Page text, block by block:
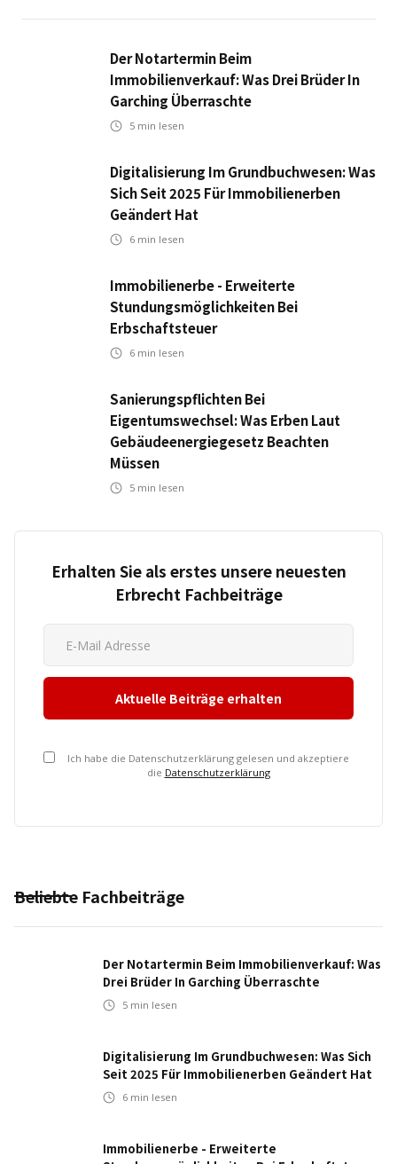
Der Notartermin Beim
Immobilienverkauf: Was Drei Brüder In
Garching Überraschte
5 min lesen
Digitalisierung Im Grundbuchwesen: Was
Sich Seit 2025 Für Immobilienerben
Geändert Hat
6 min lesen
Immobilienerbe - Erweiterte
Stundungsmöglichkeiten Bei
Erbschaftsteuer
6 min lesen
Sanierungspflichten Bei
Eigentumswechsel: Was Erben Laut
Gebäudeenergiegesetz Beachten
Müssen
5 min lesen
Erhalten Sie als erstes unsere neuesten
Erbrecht Fachbeiträge
Ich habe die Datenschutzerklärung gelesen und akzeptiere
die Datenschutzerklärung
Beliebte Fachbeiträge
Der Notartermin Beim Immobilienverkauf: Was
Drei Brüder In Garching Überraschte
5 min lesen
Digitalisierung Im Grundbuchwesen: Was Sich
Seit 2025 Für Immobilienerben Geändert Hat
6 min lesen
Immobilienerbe - Erweiterte